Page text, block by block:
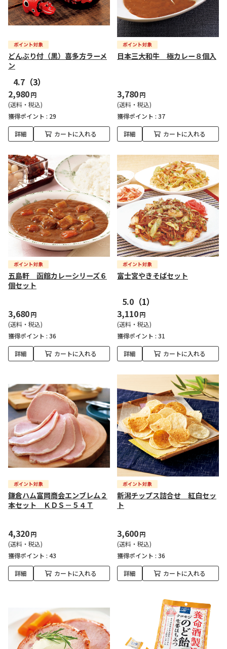
どんぶり付（黒）喜多方ラーメ
ン
4.7 （3）
2,980円
(送料・税込)
獲得ポイント : 29
詳細 カートに入れる
日本三大和牛 極カレー８個入
3,780円
(送料・税込)
獲得ポイント : 37
詳細 カートに入れる
五島軒 函館カレーシリーズ６
個セット
3,680円
(送料・税込)
獲得ポイント : 36
詳細 カートに入れる
富士宮やきそばセット
5.0 （1）
3,110円
(送料・税込)
獲得ポイント : 31
詳細 カートに入れる
鎌倉ハム富岡商会エンブレム２
本セット ＫＤＳ－５４Ｔ
4,320円
(送料・税込)
獲得ポイント : 43
詳細 カートに入れる
新潟チップス詰合せ 紅白セッ
ト
3,600円
(送料・税込)
獲得ポイント : 36
詳細 カートに入れる